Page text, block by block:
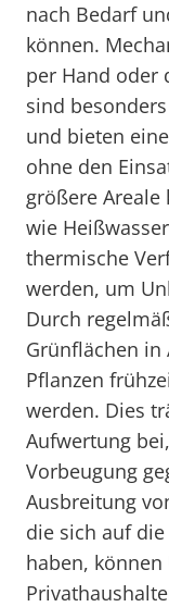
nach Bedarf
können.
per Hand oder
sind
und bieten
ohne den
größere
wie
thermische
werden, um
Durch
Grünflächen
Pflanzen
werden. Dies
Aufwertung
Vorbeugung
Ausbreitung
die sich auf
haben,